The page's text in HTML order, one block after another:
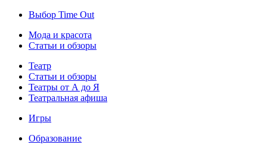
Выбор Time Out
Мода и красота
Статьи и обзоры
Театр
Статьи и обзоры
Театры от А до Я
Театральная афиша
Игры
Образование